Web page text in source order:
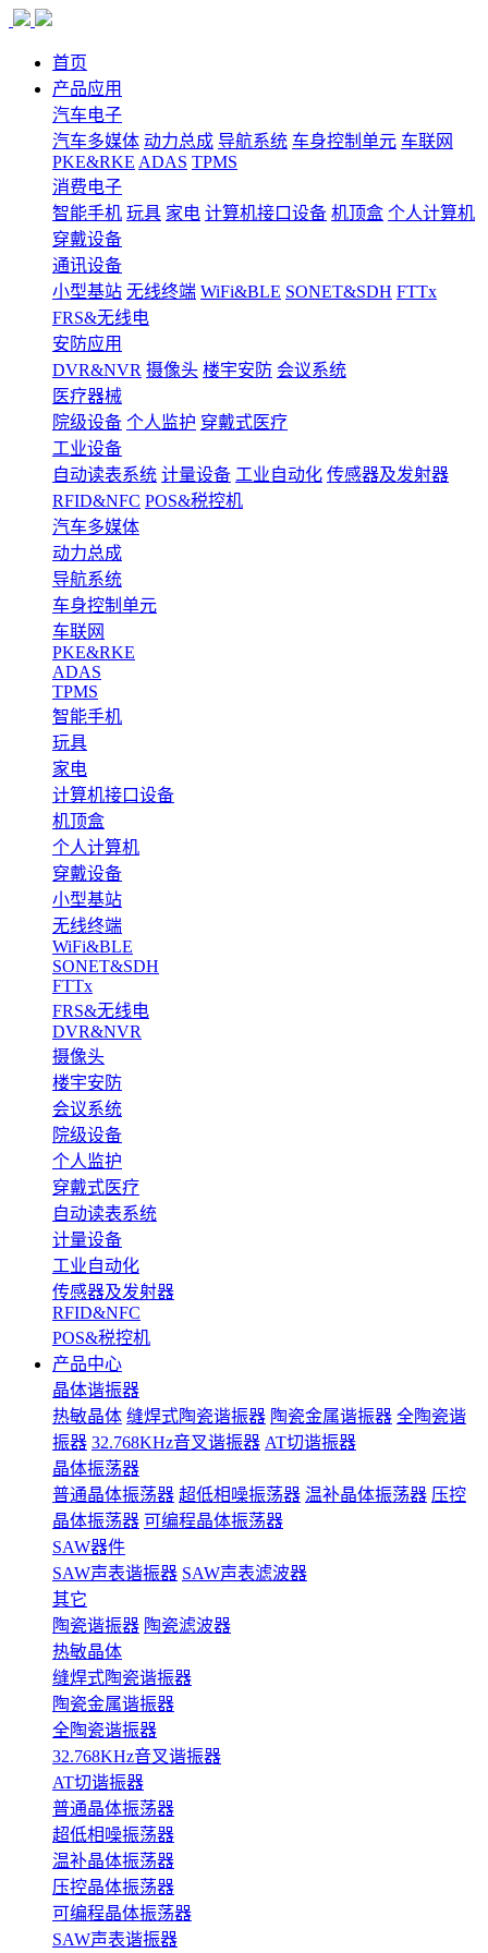
首页
产品应用
汽车电子
汽车多媒体 动力总成 导航系统 车身控制单元 车联网
PKE&RKE ADAS TPMS
消费电子
智能手机 玩具 家电 计算机接口设备 机顶盒 个人计算机
穿戴设备
通讯设备
小型基站 无线终端 WiFi&BLE SONET&SDH FTTx
FRS&无线电
安防应用
DVR&NVR 摄像头 楼宇安防 会议系统
医疗器械
院级设备 个人监护 穿戴式医疗
工业设备
自动读表系统 计量设备 工业自动化 传感器及发射器
RFID&NFC POS&税控机
汽车多媒体
动力总成
导航系统
车身控制单元
车联网
PKE&RKE
ADAS
TPMS
智能手机
玩具
家电
计算机接口设备
机顶盒
个人计算机
穿戴设备
小型基站
无线终端
WiFi&BLE
SONET&SDH
FTTx
FRS&无线电
DVR&NVR
摄像头
楼宇安防
会议系统
院级设备
个人监护
穿戴式医疗
自动读表系统
计量设备
工业自动化
传感器及发射器
RFID&NFC
POS&税控机
产品中心
晶体谐振器
热敏晶体 缝焊式陶瓷谐振器 陶瓷金属谐振器 全陶瓷谐
振器 32.768KHz音叉谐振器 AT切谐振器
晶体振荡器
普通晶体振荡器 超低相噪振荡器 温补晶体振荡器 压控
晶体振荡器 可编程晶体振荡器
SAW器件
SAW声表谐振器 SAW声表滤波器
其它
陶瓷谐振器 陶瓷滤波器
热敏晶体
缝焊式陶瓷谐振器
陶瓷金属谐振器
全陶瓷谐振器
32.768KHz音叉谐振器
AT切谐振器
普通晶体振荡器
超低相噪振荡器
温补晶体振荡器
压控晶体振荡器
可编程晶体振荡器
SAW声表谐振器